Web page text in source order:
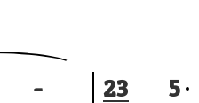
- 23 5